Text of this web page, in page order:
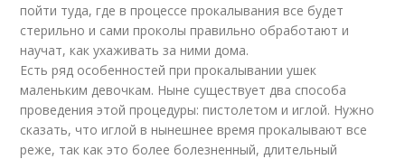
пойти туда, где в процессе прокалывания все будет
стерильно и сами проколы правильно обработают и
научат, как ухаживать за ними дома.
Есть ряд особенностей при прокалывании ушек
маленьким девочкам. Ныне существует два способа
проведения этой процедуры: пистолетом и иглой. Нужно
сказать, что иглой в нынешнее время прокалывают все
реже, так как это более болезненный, длительный